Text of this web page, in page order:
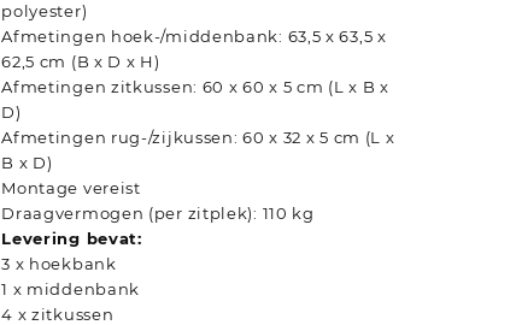
polyester)
Afmetingen hoek-/middenbank: 63,5 x 63,5 x
62,5 cm (B x D x H)
Afmetingen zitkussen: 60 x 60 x 5 cm (L x B x
D)
Afmetingen rug-/zijkussen: 60 x 32 x 5 cm (L x
B x D)
Montage vereist
Draagvermogen (per zitplek): 110 kg
Levering bevat:
3 x hoekbank
1 x middenbank
4 x zitkussen